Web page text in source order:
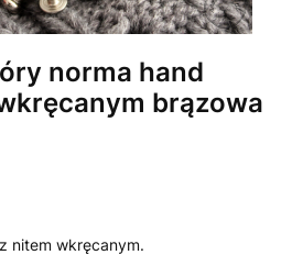
norma hand
brązowa
nitem wkręcanym.